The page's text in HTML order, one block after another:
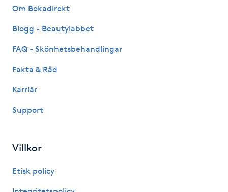
LPG
LPG-behandling
Läpptatuering
Om Bokadirekt
Blogg - Beautylabbet
FAQ - Skönhetsbehandlingar
Fakta & Råd
Karriär
Support
Villkor
Etisk policy